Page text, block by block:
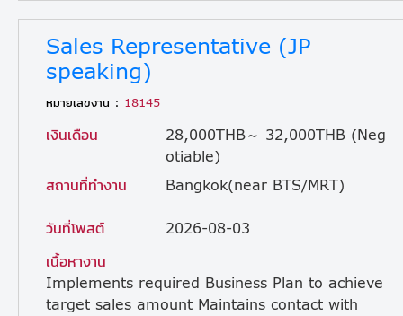
Sales Representative (JP
speaking)
หมายเลขงาน : 18145
เงินเดือน
28,000THB～ 32,000THB (Neg
otiable)
สถานที่ทำงาน
Bangkok(near BTS/MRT)
วันที่โพสต์
2026-08-03
เนื้อหางาน
Implements required Business Plan to achieve
target sales amount Maintains contact with